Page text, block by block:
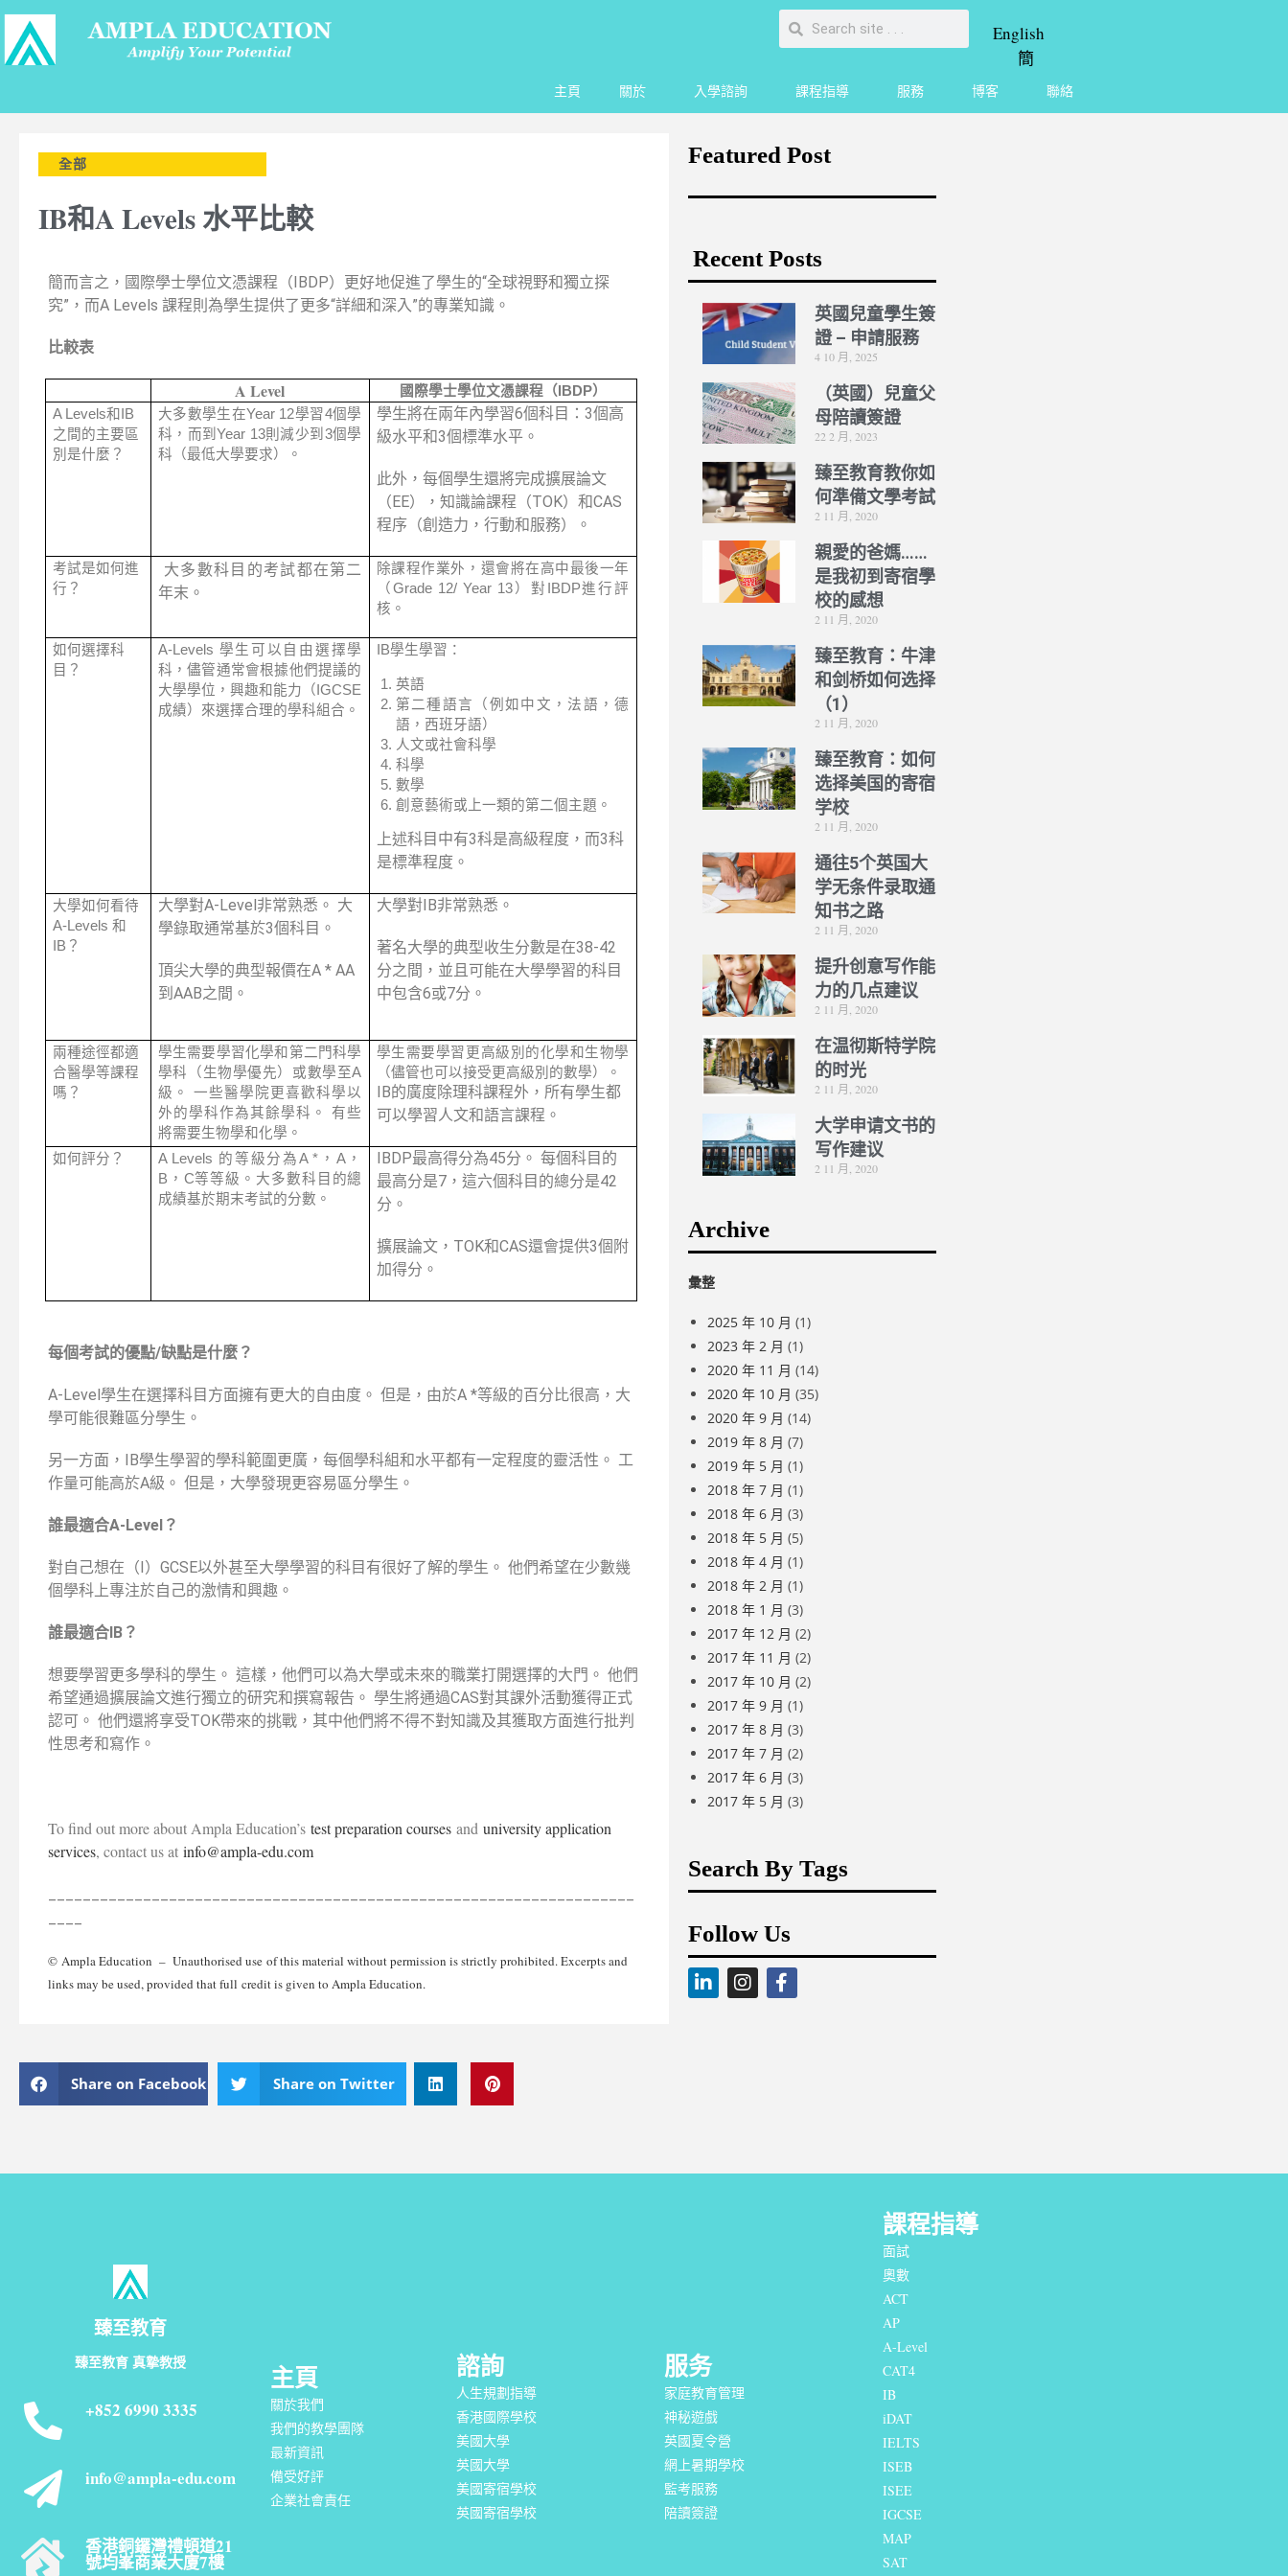
English
簡
主頁 關於 入學諮詢 課程指導 服務 博客 聯絡
全部
IB和A Levels 水平比較
簡而言之，國際學士學位文憑課程（IBDP）更好地促進了學生的“全球視野和獨立探
究”，而A Levels 課程則為學生提供了更多“詳細和深入”的專業知識。
比較表
A Level
國際學士學位文憑課程（IBDP）
A Levels和IB
之間的主要區
別是什麼？
大多數學生在Year 12學習4個學
科，而到Year 13則減少到3個學
科（最低大學要求）。
學生將在兩年內學習6個科目：3個高
級水平和3個標準水平。
此外，每個學生還將完成擴展論文
（EE），知識論課程（TOK）和CAS
程序（創造力，行動和服務）。
考試是如何進
行？
大多數科目的考試都在第二
年末。
除課程作業外，還會將在高中最後一年
（Grade 12/ Year 13）對IBDP進行評
核。
如何選擇科
目？
A-Levels 學生可以自由選擇學
科，儘管通常會根據他們提議的
大學學位，興趣和能力（IGCSE
成績）來選擇合理的學科組合。
IB學生學習：
英語
第二種語言（例如中文，法語，德
語，西班牙語）
人文或社會科學
科學
數學
創意藝術或上一類的第二個主題。
上述科目中有3科是高級程度，而3科
是標準程度。
大學如何看待
A-Levels 和
IB？
大學對A-Level非常熟悉。 大
學錄取通常基於3個科目。
頂尖大學的典型報價在A * AA
到AAB之間。
大學對IB非常熟悉。
著名大學的典型收生分數是在38-42
分之間，並且可能在大學學習的科目
中包含6或7分。
兩種途徑都適
合醫學等課程
嗎？
學生需要學習化學和第二門科學
學科（生物學優先）或數學至A
級。 一些醫學院更喜歡科學以
外的學科作為其餘學科。 有些
將需要生物學和化學。
學生需要學習更高級別的化學和生物學
（儘管也可以接受更高級別的數學）。
IB的廣度除理科課程外，所有學生都
可以學習人文和語言課程。
如何評分？
A Levels 的等級分為A *，A，
B，C等等級。大多數科目的總
成績基於期末考試的分數。
IBDP最高得分為45分。 每個科目的
最高分是7，這六個科目的總分是42
分。
擴展論文，TOK和CAS還會提供3個附
加得分。
每個考試的優點/缺點是什麼？
A-Level學生在選擇科目方面擁有更大的自由度。 但是，由於A *等級的百分比很高，大
學可能很難區分學生。
另一方面，IB學生學習的學科範圍更廣，每個學科組和水平都有一定程度的靈活性。 工
作量可能高於A級。 但是，大學發現更容易區分學生。
誰最適合A-Level？
對自己想在（I）GCSE以外甚至大學學習的科目有很好了解的學生。 他們希望在少數幾
個學科上專注於自己的激情和興趣。
誰最適合IB？
想要學習更多學科的學生。 這樣，他們可以為大學或未來的職業打開選擇的大門。 他們
希望通過擴展論文進行獨立的研究和撰寫報告。 學生將通過CAS對其課外活動獲得正式
認可。 他們還將享受TOK帶來的挑戰，其中他們將不得不對知識及其獲取方面進行批判
性思考和寫作。
To find out more about Ampla Education’s test preparation courses and university application
services, contact us at info@ampla-edu.com
© Ampla Education – Unauthorised use of this material without permission is strictly prohibited. Excerpts and
links may be used, provided that full credit is given to Ampla Education.
Featured Post
Recent Posts
英國兒童學生簽
證 – 申請服務
4 10 月, 2025
（英國）兒童父
母陪讀簽證
22 2 月, 2023
臻至教育教你如
何準備文學考試
2 11 月, 2020
親愛的爸媽……
是我初到寄宿學
校的感想
2 11 月, 2020
臻至教育：牛津
和剑桥如何选择
（1）
2 11 月, 2020
臻至教育：如何
选择美国的寄宿
学校
2 11 月, 2020
通往5个英国大
学无条件录取通
知书之路
2 11 月, 2020
提升创意写作能
力的几点建议
2 11 月, 2020
在温彻斯特学院
的时光
2 11 月, 2020
大学申请文书的
写作建议
2 11 月, 2020
Archive
彙整
2025 年 10 月 (1)
2023 年 2 月 (1)
2020 年 11 月 (14)
2020 年 10 月 (35)
2020 年 9 月 (14)
2019 年 8 月 (7)
2019 年 5 月 (1)
2018 年 7 月 (1)
2018 年 6 月 (3)
2018 年 5 月 (5)
2018 年 4 月 (1)
2018 年 2 月 (1)
2018 年 1 月 (3)
2017 年 12 月 (2)
2017 年 11 月 (2)
2017 年 10 月 (2)
2017 年 9 月 (1)
2017 年 8 月 (3)
2017 年 7 月 (2)
2017 年 6 月 (3)
2017 年 5 月 (3)
Search By Tags
Follow Us
Share on Facebook Share on Twitter
臻至教育
臻至教育 真摯教授
+852 6990 3335
info@ampla-edu.com
香港銅鑼灣禮頓道21
號均峯商業大廈7樓
主頁
關於我們
我們的教學團隊
最新資訊
備受好評
企業社會責任
諮詢
人生規劃指導
香港國際學校
美國大學
英國大學
美國寄宿學校
英國寄宿學校
服务
家庭教育管理
神秘遊戲
英國夏令營
網上暑期學校
監考服務
陪讀簽證
課程指導
面試
奧數
ACT
AP
A-Level
CAT4
IB
iDAT
IELTS
ISEB
ISEE
IGCSE
MAP
SAT